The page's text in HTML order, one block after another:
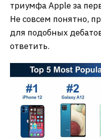
триумфа Apple за
Не совсем понятно,
для подобных
ответить.